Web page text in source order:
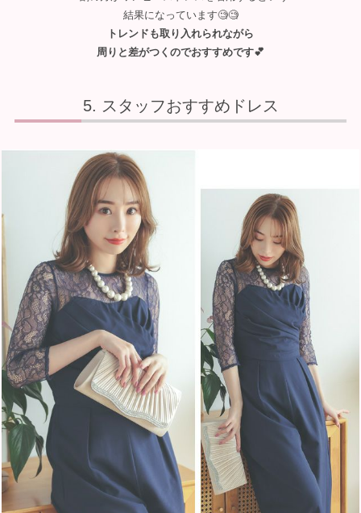
結果になっています🧐🧐
トレンドも取り入れられながら
周りと差がつくのでおすすめです💕
スタッフおすすめドレス